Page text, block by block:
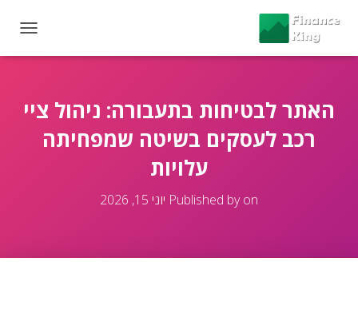
O
Eהאתר לבטיחות בתעבורה: ניהול ציי
רכב לעסקים בשיטה שמפחיתה
עלויות
Published byon יוני 15, 2026